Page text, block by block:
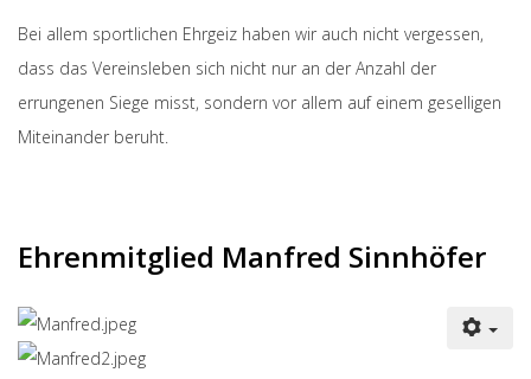
Bei allem sportlichen Ehrgeiz haben wir auch nicht vergessen,
dass das Vereinsleben sich nicht nur an der Anzahl der
errungenen Siege misst, sondern vor allem auf einem geselligen
Miteinander beruht.
Ehrenmitglied Manfred Sinnhöfer